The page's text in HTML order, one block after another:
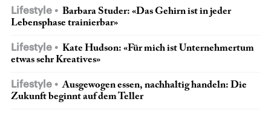
Lifestyle
Barbara Studer: «Das Gehirn ist in jeder
Lebensphase trainierbar»
Lifestyle
Kate Hudson: «Für mich ist Unternehmertum
etwas sehr Kreatives»
Lifestyle
Ausgewogen essen, nachhaltig handeln: Die
Zukunft beginnt auf dem Teller